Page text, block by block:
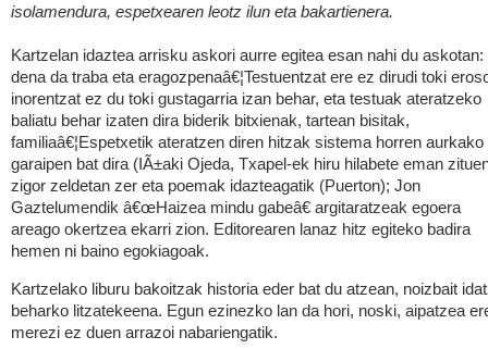
isolamendura, espetxearen leotz ilun eta bakartienera.
Kartzelan idaztea arrisku askori aurre egitea esan nahi du askotan:
dena da traba eta eragozpenaâ€¦Testuentzat ere ez dirudi toki
inorentzat ez du toki gustagarria izan behar, eta testuak ateratzeko
baliatu behar izaten dira biderik bitxienak, tartean bisitak,
familiaâ€¦Espetxetik ateratzen diren hitzak sistema horren aurkako
garaipen bat dira (IÃ±aki Ojeda, Txapel-ek hiru hilabete eman
zigor zeldetan zer eta poemak idazteagatik (Puerton); Jon
Gaztelumendik â€œHaizea mindu gabeâ€ argitaratzeak egoera
areago okertzea ekarri zion. Editorearen lanaz hitz egiteko badira
hemen ni baino egokiagoak.
Kartzelako liburu bakoitzak historia eder bat du atzean, noizbait
beharko litzatekeena. Egun ezinezko lan da hori, noski, aipatzea
merezi ez duen arrazoi nabariengatik.